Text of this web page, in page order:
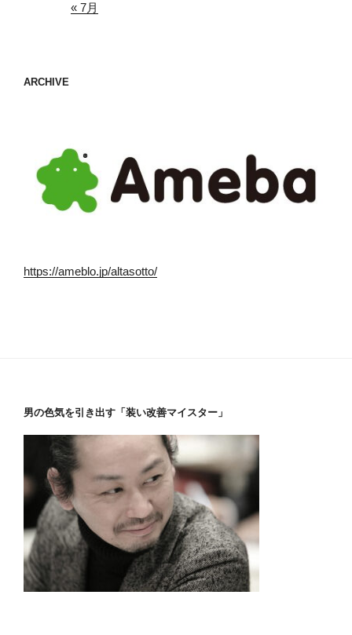
« 7月
ARCHIVE
https://ameblo.jp/altasotto/
男の色気を引き出す「装い改善マイスター」